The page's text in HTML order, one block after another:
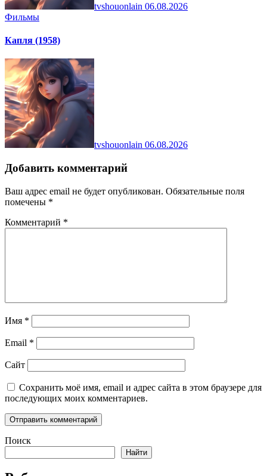
tvshouonlain 06.08.2026
Фильмы
Капля (1958)
tvshouonlain 06.08.2026
Добавить комментарий
Ваш адрес email не будет опубликован. Обязательные поля
помечены *
Комментарий *
Имя *
Email *
Сайт
Сохранить моё имя, email и адрес сайта в этом браузере для
последующих моих комментариев.
Поиск
Найти